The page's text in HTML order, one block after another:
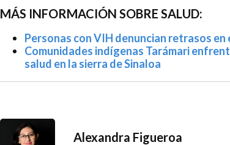
MÁS INFORMACIÓN SOBRE SALUD:
Personas con VIH denuncian retrasos
Comunidades indígenas Tarámari
salud en la sierra de Sinaloa
Alexandra Figueroa